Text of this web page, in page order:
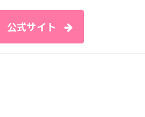
公式サイト